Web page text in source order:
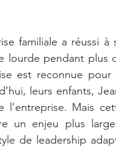
familiale a réussi à
lourde pendant plus
est reconnue pour
leurs enfants,
l’entreprise. Mais
un enjeu plus
de leadership